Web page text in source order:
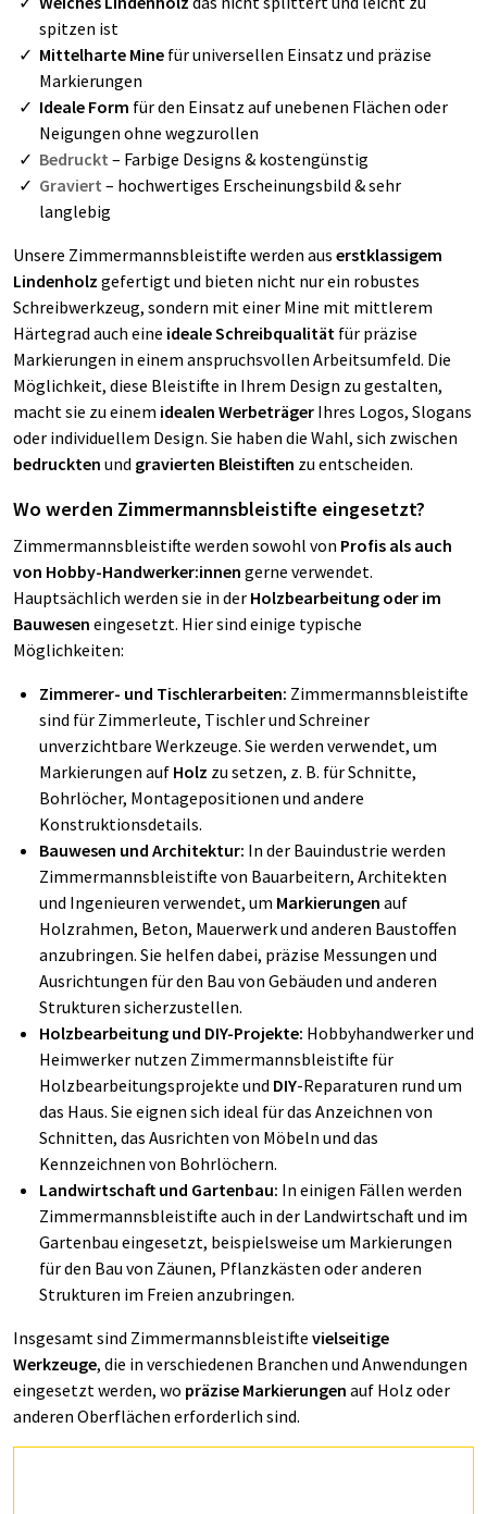
spitzen ist
Mittelharte Mine für universellen Einsatz und präzise
Markierungen
Ideale Form für den Einsatz auf unebenen Flächen oder
Neigungen ohne wegzurollen
Bedruckt – Farbige Designs & kostengünstig
Graviert – hochwertiges Erscheinungsbild & sehr
langlebig
Unsere Zimmermannsbleistifte werden aus erstklassigem
Lindenholz gefertigt und bieten nicht nur ein robustes
Schreibwerkzeug, sondern mit einer Mine mit mittlerem
Härtegrad auch eine ideale Schreibqualität für präzise
Markierungen in einem anspruchsvollen Arbeitsumfeld. Die
Möglichkeit, diese Bleistifte in Ihrem Design zu gestalten,
macht sie zu einem idealen Werbeträger Ihres Logos, Slogans
oder individuellem Design. Sie haben die Wahl, sich zwischen
bedruckten und gravierten Bleistiften zu entscheiden.
Wo werden Zimmermannsbleistifte eingesetzt?
Zimmermannsbleistifte werden sowohl von Profis als auch
von Hobby-Handwerker:innen gerne verwendet.
Hauptsächlich werden sie in der Holzbearbeitung oder im
Bauwesen eingesetzt. Hier sind einige typische
Möglichkeiten:
Zimmerer- und Tischlerarbeiten: Zimmermannsbleistifte
sind für Zimmerleute, Tischler und Schreiner
unverzichtbare Werkzeuge. Sie werden verwendet, um
Markierungen auf Holz zu setzen, z. B. für Schnitte,
Bohrlöcher, Montagepositionen und andere
Konstruktionsdetails.
Bauwesen und Architektur: In der Bauindustrie werden
Zimmermannsbleistifte von Bauarbeitern, Architekten
und Ingenieuren verwendet, um Markierungen auf
Holzrahmen, Beton, Mauerwerk und anderen Baustoffen
anzubringen. Sie helfen dabei, präzise Messungen und
Ausrichtungen für den Bau von Gebäuden und anderen
Strukturen sicherzustellen.
Holzbearbeitung und DIY-Projekte: Hobbyhandwerker und
Heimwerker nutzen Zimmermannsbleistifte für
Holzbearbeitungsprojekte und DIY-Reparaturen rund um
das Haus. Sie eignen sich ideal für das Anzeichnen von
Schnitten, das Ausrichten von Möbeln und das
Kennzeichnen von Bohrlöchern.
Landwirtschaft und Gartenbau: In einigen Fällen werden
Zimmermannsbleistifte auch in der Landwirtschaft und im
Gartenbau eingesetzt, beispielsweise um Markierungen
für den Bau von Zäunen, Pflanzkästen oder anderen
Strukturen im Freien anzubringen.
Insgesamt sind Zimmermannsbleistifte vielseitige
Werkzeuge, die in verschiedenen Branchen und Anwendungen
eingesetzt werden, wo präzise Markierungen auf Holz oder
anderen Oberflächen erforderlich sind.